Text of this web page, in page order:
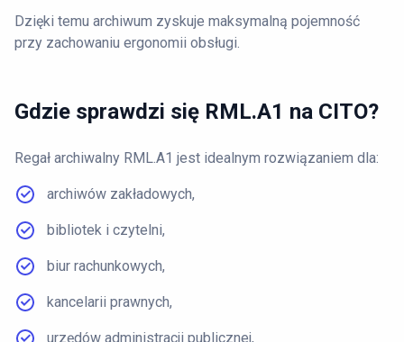
Dzięki temu archiwum zyskuje maksymalną pojemność
przy zachowaniu ergonomii obsługi.
Gdzie sprawdzi się RML.A1 na CITO?
Regał archiwalny RML.A1 jest idealnym rozwiązaniem dla:
archiwów zakładowych,
bibliotek i czytelni,
biur rachunkowych,
kancelarii prawnych,
urzędów administracji publicznej,